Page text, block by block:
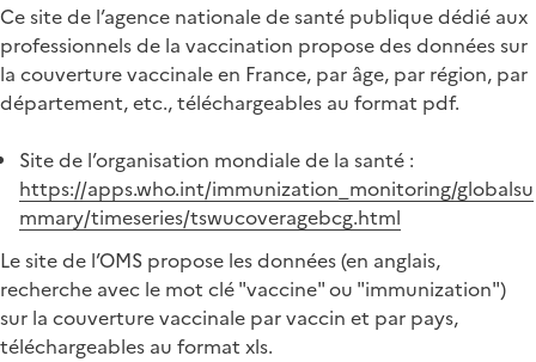
Ce site de l’agence nationale de santé publique dédié aux
professionnels de la vaccination propose des données sur
la couverture vaccinale en France, par âge, par région, par
département, etc., téléchargeables au format pdf.
Site de l’organisation mondiale de la santé :
https://apps.who.int/immunization_monitoring/globalsu
mmary/timeseries/tswucoveragebcg.html
Le site de l’OMS propose les données (en anglais,
recherche avec le mot clé "vaccine" ou "immunization")
sur la couverture vaccinale par vaccin et par pays,
téléchargeables au format xls.